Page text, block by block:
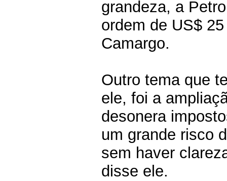
grandeza, a
ordem de US$
Camargo.
Outro tema que
ele, foi a
desonera
um grande risco
sem haver
disse ele.